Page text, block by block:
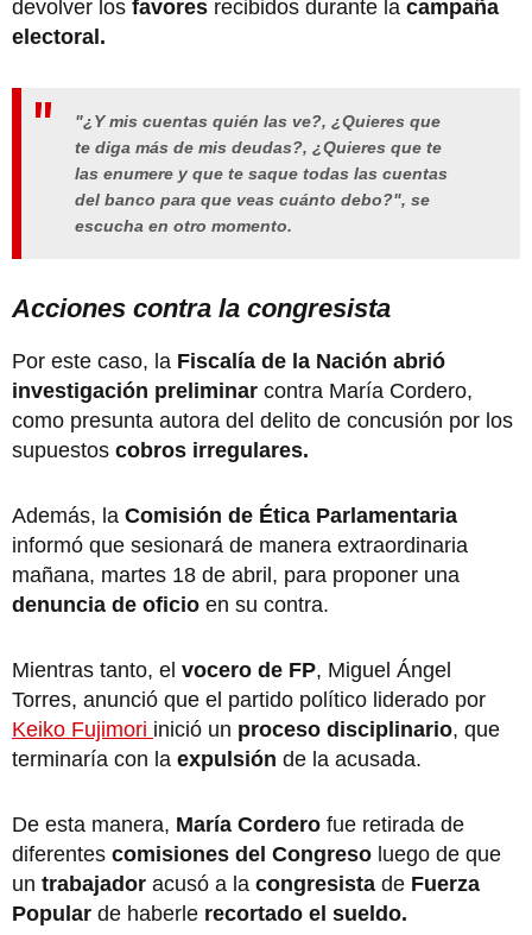
devolver los favores recibidos durante la campaña
electoral.
"¿Y mis cuentas quién las ve?, ¿Quieres que
te diga más de mis deudas?, ¿Quieres que te
las enumere y que te saque todas las cuentas
del banco para que veas cuánto debo?", se
escucha en otro momento.
Acciones contra la congresista
Por este caso, la Fiscalía de la Nación abrió
investigación preliminar contra María Cordero,
como presunta autora del delito de concusión por los
supuestos cobros irregulares.
Además, la Comisión de Ética Parlamentaria
informó que sesionará de manera extraordinaria
mañana, martes 18 de abril, para proponer una
denuncia de oficio en su contra.
Mientras tanto, el vocero de FP, Miguel Ángel
Torres, anunció que el partido político liderado por
Keiko Fujimori inició un proceso disciplinario, que
terminaría con la expulsión de la acusada.
De esta manera, María Cordero fue retirada de
diferentes comisiones del Congreso luego de que
un trabajador acusó a la congresista de Fuerza
Popular de haberle recortado el sueldo.